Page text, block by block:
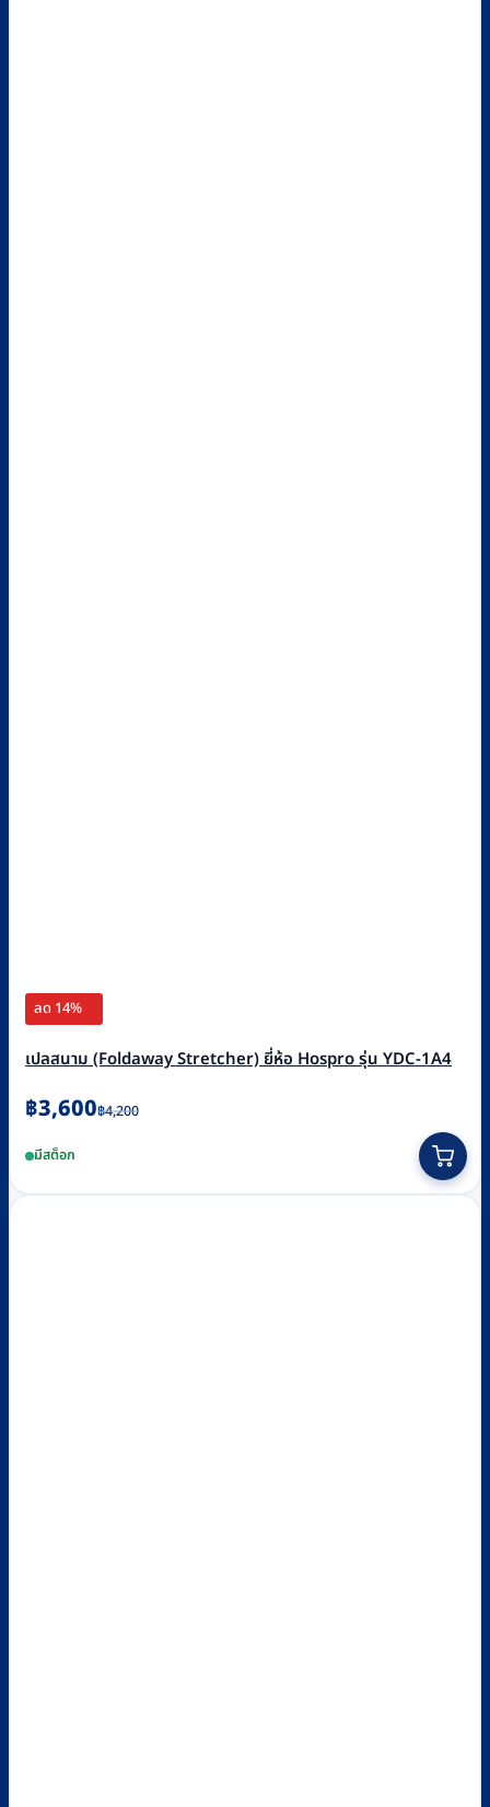
ลด 14%
เปลสนาม (Foldaway Stretcher) ยี่ห้อ Hospro รุ่น YDC-1A4
฿4,200
Original
was:
฿4,200.
฿3,600
Current
is:
฿3,600.
มีสต็อก